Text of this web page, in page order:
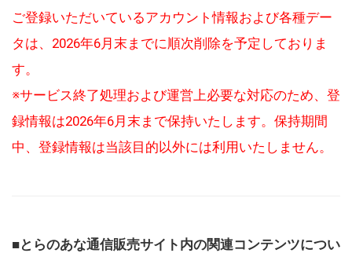
ご登録いただいているアカウント情報および各種デー
タは、2026年6月末までに順次削除を予定しておりま
す。
※サービス終了処理および運営上必要な対応のため、登
録情報は2026年6月末まで保持いたします。保持期間
中、登録情報は当該目的以外には利用いたしません。
■とらのあな通信販売サイト内の関連コンテンツについ